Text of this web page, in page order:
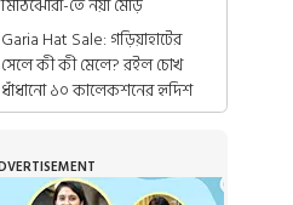
Garia Hat Sale: গড়িয়াহাটের
সেলে কী কী মেলে? রইল চোখ
ধাঁধানো ১০ কালেকশনের হৃদিশ